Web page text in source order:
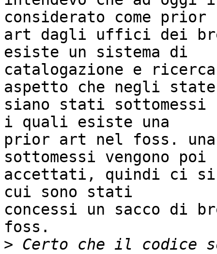
considerato come prior
art dagli uffici dei
esiste un sistema di
catalogazione e
aspetto che negli
siano stati
i quali esiste una
prior art nel foss.
sottomessi vengono poi
accettati, quindi ci
cui sono stati
concessi un sacco di
foss.
> Certo che il codice